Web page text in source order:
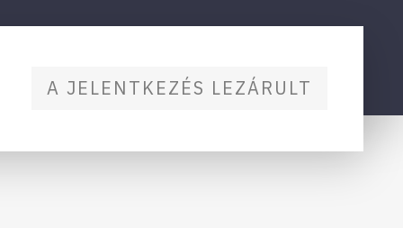
A JELENTKEZÉS LEZÁRULT